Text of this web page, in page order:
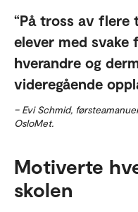
På tross av flere
elever med
hverandre og
videregående
– Evi Schmid,
OsloMet.
Motiverte
skolen